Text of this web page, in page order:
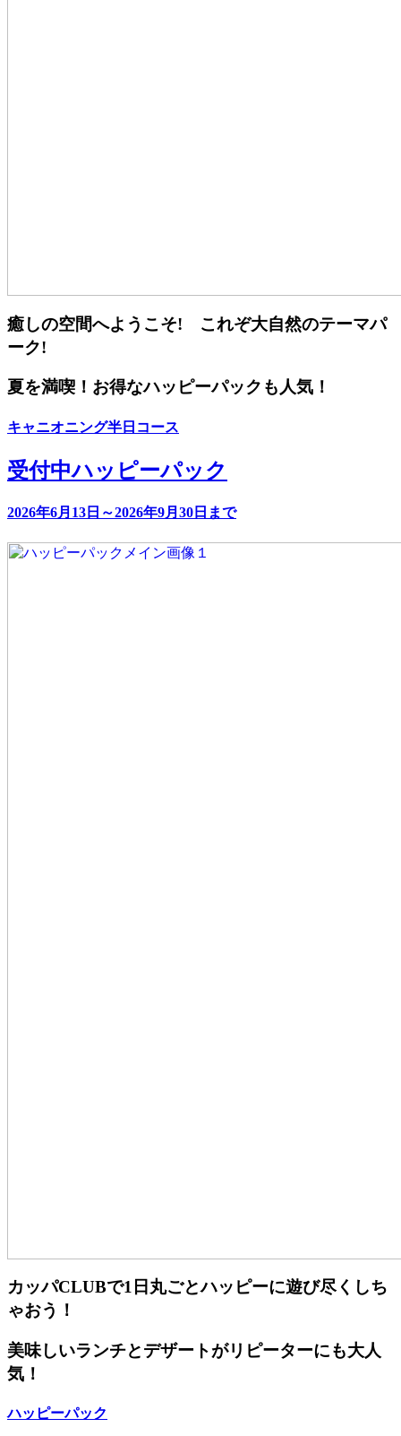
癒しの空間へようこそ! これぞ大自然のテーマパ
ーク!
夏を満喫！お得なハッピーパックも人気！
キャニオニング半日コース
受付中ハッピーパック
2026年6月13日～2026年9月30日まで
カッパCLUBで1日丸ごとハッピーに遊び尽くしち
ゃおう！
美味しいランチとデザートがリピーターにも大人
気！
ハッピーパック